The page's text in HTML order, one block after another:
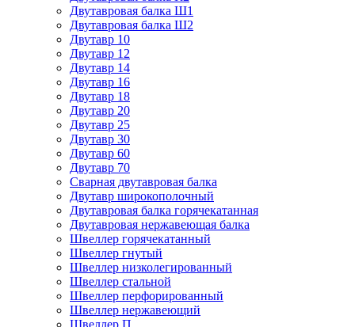
Двутавровая балка Ш1
Двутавровая балка Ш2
Двутавр 10
Двутавр 12
Двутавр 14
Двутавр 16
Двутавр 18
Двутавр 20
Двутавр 25
Двутавр 30
Двутавр 60
Двутавр 70
Сварная двутавровая балка
Двутавр широкополочный
Двутавровая балка горячекатанная
Двутавровая нержавеющая балка
Швеллер горячекатанный
Швеллер гнутый
Швеллер низколегированный
Швеллер стальной
Швеллер перфорированный
Швеллер нержавеющий
Швеллер П